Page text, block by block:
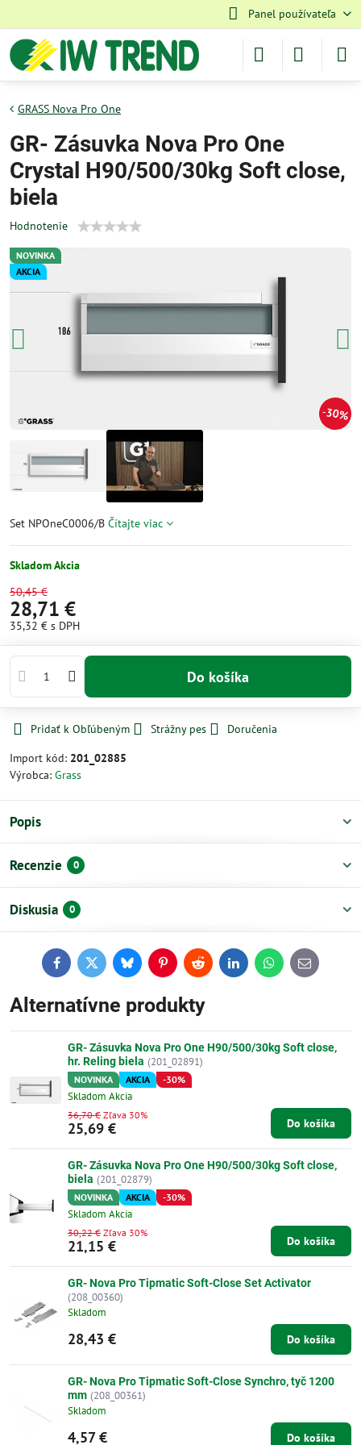
Panel používateľa
NOVINKA
AKCIA
30%
GRASS Nova Pro One
GR- Zásuvka Nova Pro One
Crystal H90/500/30kg Soft close,
biela
Hodnotenie
Set NPOneC0006/B Čítajte viac
Skladom Akcia
50,45 €
28,71 €
35,32 € s DPH
Do košíka
Pridať k Obľúbeným Strážny pes
Doručenia
Import kód: 201_02885
Výrobca: Grass
Popis
Recenzie 0
Diskusia 0
FacebookTwitterBlueskyPinterestReddit LinkedInWhatsApp
E-
mail
Alternatívne produkty
GR- Zásuvka Nova Pro One H90/500/30kg Soft close,
hr. Reling biela (201_02891)
NOVINKA AKCIA -30%
Skladom Akcia
25,69 €
36,70 € Zľava 30%
Do košíka
GR- Zásuvka Nova Pro One H90/500/30kg Soft close,
biela (201_02879)
NOVINKA AKCIA -30%
Skladom Akcia
21,15 €
30,22 € Zľava 30%
Do košíka
GR- Nova Pro Tipmatic Soft-Close Set Activator
(208_00360)
Skladom
28,43 € Do košíka
GR- Nova Pro Tipmatic Soft-Close Synchro, tyč 1200
mm (208_00361)
Skladom
4,57 € Do košíka